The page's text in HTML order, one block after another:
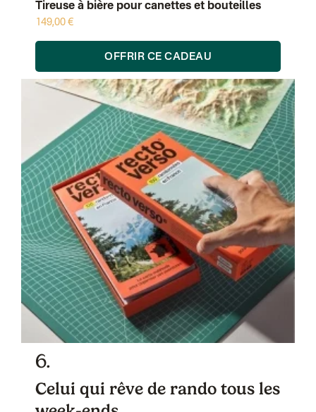
Tireuse à bière pour canettes et bouteilles
149,00 €
OFFRIR CE CADEAU
6.
Celui qui rêve de rando tous les